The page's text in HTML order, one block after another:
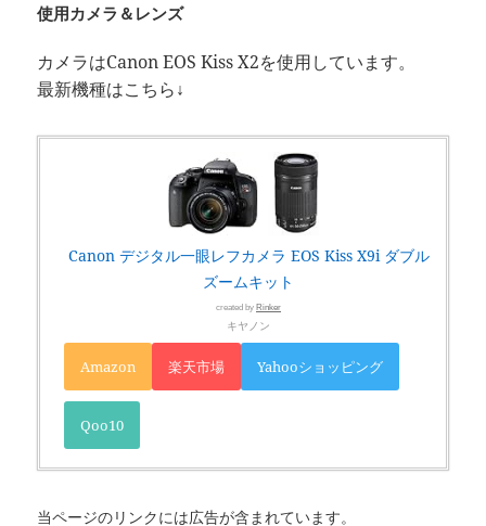
使用カメラ＆レンズ
カメラはCanon EOS Kiss X2を使用しています。
最新機種はこちら↓
Canon デジタル一眼レフカメラ EOS Kiss X9i ダブル
ズームキット
created by Rinker
キヤノン
Amazon 楽天市場 Yahooショッピング
Qoo10
当ページのリンクには広告が含まれています。